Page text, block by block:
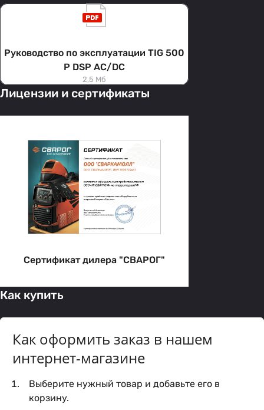
Руководство по эксплуатации TIG 500
P DSP AC/DC
2,5 Мб
Лицензии и сертификаты
Сертификат дилера "СВАРОГ"
Как купить
Как оформить заказ в нашем
интернет-магазине
Выберите нужный товар и добавьте его в
корзину.